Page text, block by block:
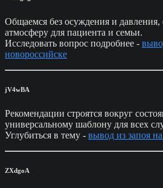
Общаемся без осуждения и
атмосферу для пациента и семьи.
Исследовать вопрос подробнее -
новороссийске
jV4wBA
Рекомендации строятся вокруг
универсальному шаблону для всех
Углубиться в тему - вывод из запоя
ZXdgoA